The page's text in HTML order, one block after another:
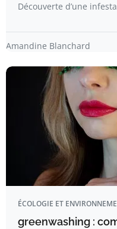
Découverte d’une
Amandine Blanchard
ÉCOLOGIE ET
greenwashing :